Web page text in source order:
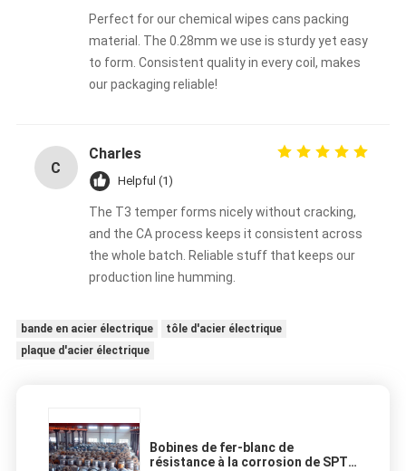
Perfect for our chemical wipes cans packing
material. The 0.28mm we use is sturdy yet easy
to form. Consistent quality in every coil, makes
our packaging reliable!
C
Charles
Helpful (1)
The T3 temper forms nicely without cracking,
and the CA process keeps it consistent across
the whole batch. Reliable stuff that keeps our
production line humming.
bande en acier électrique
tôle d'acier électrique
plaque d'acier électrique
Bobines de fer-blanc de
résistance à la corrosion de SPTE